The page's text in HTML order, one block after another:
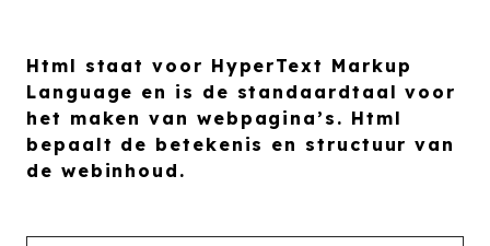
Html staat voor HyperText Markup
Language en is de standaardtaal voor
het maken van webpagina’s. Html
bepaalt de betekenis en structuur van
de webinhoud.